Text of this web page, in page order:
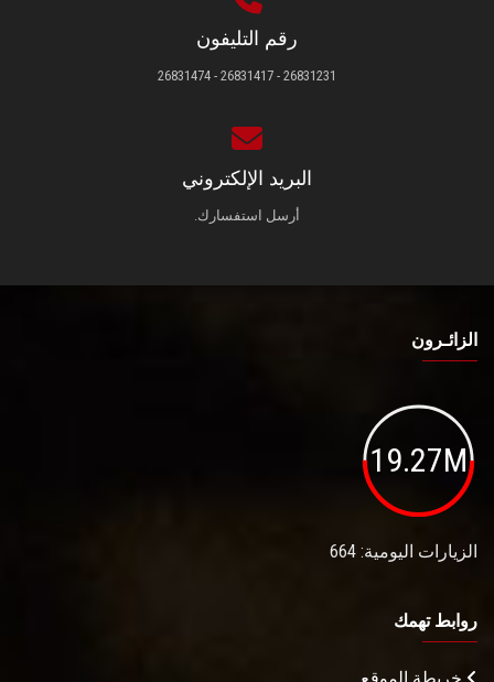
رقم التليفون
26831231 - 26831417 - 26831474
البريد الإلكتروني
أرسل استفسارك.
الزائـرون
19.27M
الزيارات اليومية: 664
روابط تهمك